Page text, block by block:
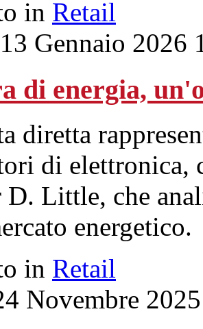
in Retail
Gennaio 2026
di energia,
diretta
di elettronica,
Little, che
energetico.
in Retail
Novembre